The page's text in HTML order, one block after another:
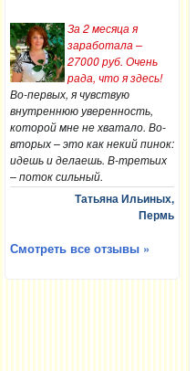
За 2 месяца я
заработала –
27000 руб. Очень
рада, что я здесь!
Во-первых, я чувствую
внутреннюю уверенность,
которой мне не хватало. Во-
вторых – это как некий пинок:
идешь и делаешь. В-третьих
– поток сильный.
Татьяна Ильиных,
Пермь
Смотреть все отзывы »